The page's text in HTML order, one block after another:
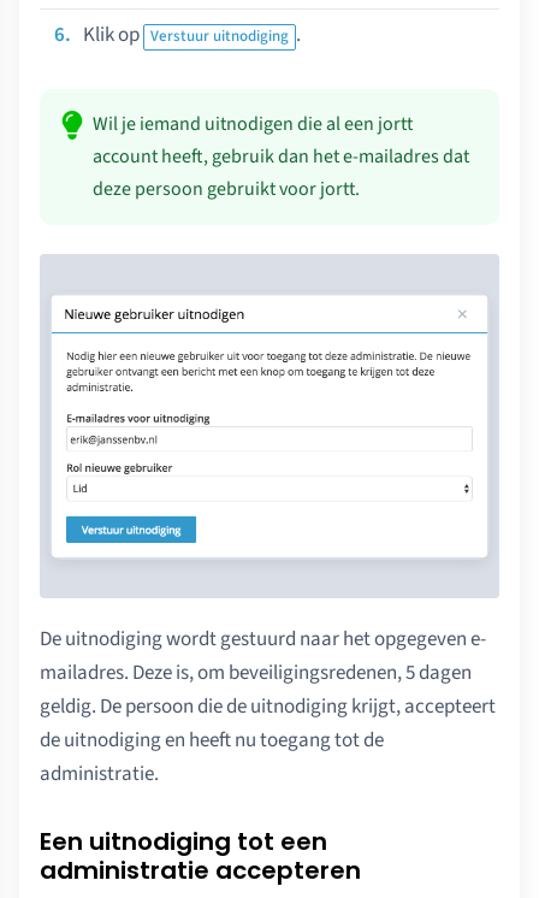
Klik op Verstuur uitnodiging .
Wil je iemand uitnodigen die al een jortt
account heeft, gebruik dan het e-mailadres dat
deze persoon gebruikt voor jortt.
De uitnodiging wordt gestuurd naar het opgegeven e-
mailadres. Deze is, om beveiligingsredenen, 5 dagen
geldig. De persoon die de uitnodiging krijgt, accepteert
de uitnodiging en heeft nu toegang tot de
administratie.
Een uitnodiging tot een
administratie accepteren